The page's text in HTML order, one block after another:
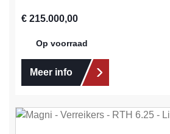
Normale prijs:
€ 215.000,00
Op voorraad
Meer info